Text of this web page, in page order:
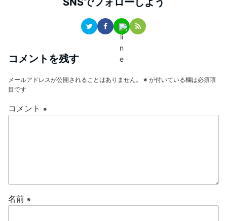
コメントを残す
メールアドレスが公開されることはありません。 ※ が付いている欄は必須項
目です
コメント ※
名前 ※